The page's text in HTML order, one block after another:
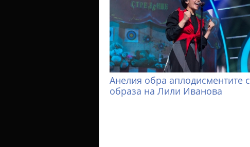
Анелия обра аплодисментите с
образа на Лили Иванова